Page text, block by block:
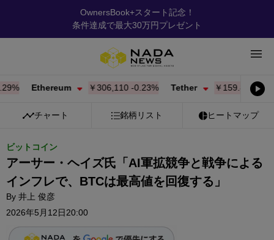
OwnersBook+スタート記念！
条件達成で最大30万円プレゼント
Ethereum ￥306,110-0.23% Tether ￥159.87 -0.01%
チャート 銘柄リスト ヒートマップ
ビットコイン
アーサー・ヘイズ氏「AI軍拡競争と戦争による
インフレで、BTCは最高値を回復する」
By 井上 俊彦
2026年5月12日20:00